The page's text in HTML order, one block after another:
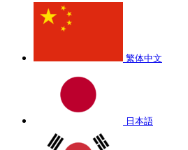
繁体中文
日本語